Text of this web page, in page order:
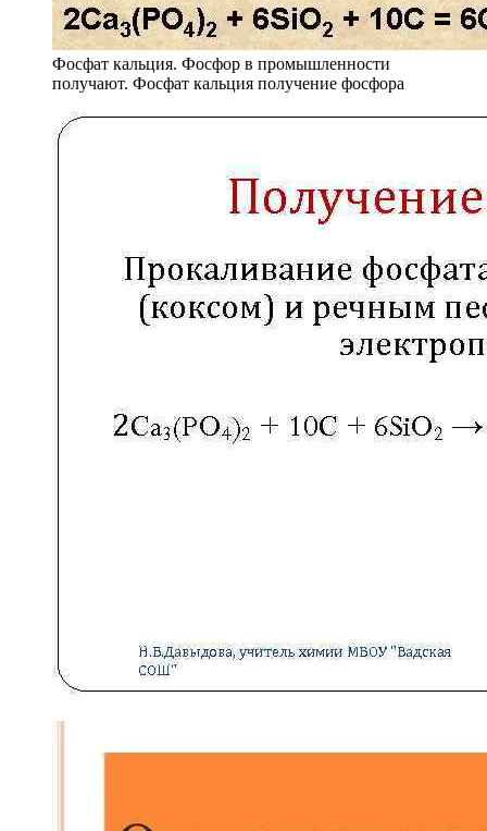
Фосфат кальция. Фосфор в промышленности
получают. Фосфат кальция получение фосфора